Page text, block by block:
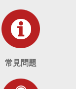
常見問題